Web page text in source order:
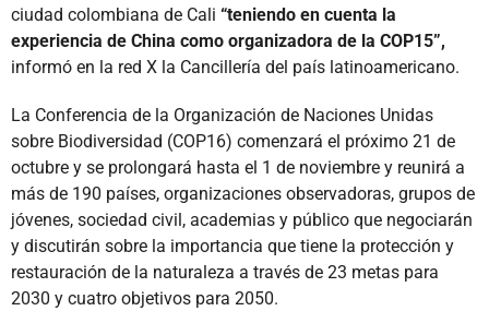
ciudad colombiana de Cali “teniendo en cuenta la
experiencia de China como organizadora de la COP15”,
informó en la red X la Cancillería del país latinoamericano.
La Conferencia de la Organización de Naciones Unidas
sobre Biodiversidad (COP16) comenzará el próximo 21 de
octubre y se prolongará hasta el 1 de noviembre y reunirá a
más de 190 países, organizaciones observadoras, grupos de
jóvenes, sociedad civil, academias y público que negociarán
y discutirán sobre la importancia que tiene la protección y
restauración de la naturaleza a través de 23 metas para
2030 y cuatro objetivos para 2050.